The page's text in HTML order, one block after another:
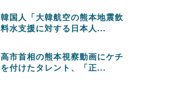
韓国人「大韓航空の熊本地震飲
料水支援に対する日本人...
高市首相の熊本視察動画にケチ
を付けたタレント、「正...